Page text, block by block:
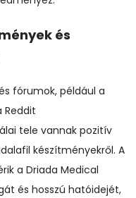
és
fórumok, például a
Reddit
tele vannak pozitív
készítményekről. A
a Driada Medical
és hosszú hatóidejét,